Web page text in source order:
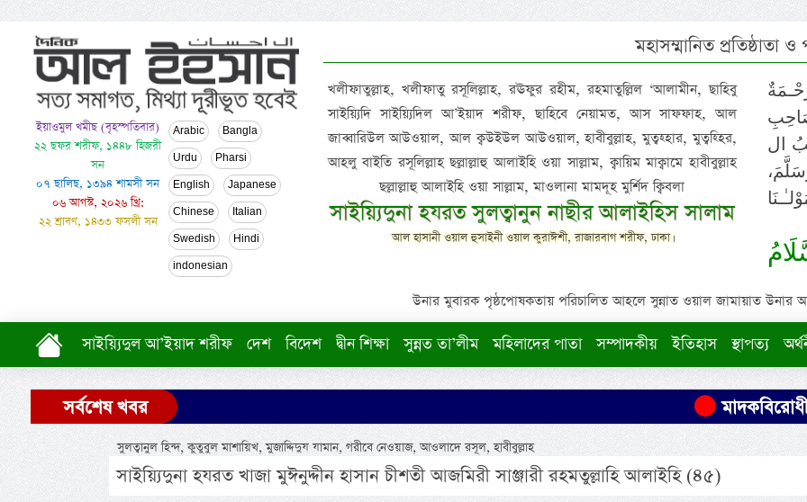
ইয়াওমুল খমীছ (বৃহস্পতিবার)
২২ ছফর শরীফ, ১৪৪৮ হিজরী
সন
০৭ ছালিছ, ১৩৯৪ শামসী সন
০৬ আগস্ট, ২০২৬ খ্রি:
২২ শ্রাবণ, ১৪৩৩ ফসলী সন
Arabic Bangla
Urdu Pharsi
English Japanese
Chinese Italian
Swedish Hindi
indonesian
মহাসম্মানিত প্রতিষ্ঠাতা
খলীফাতুল্লাহ, খলীফাতু রসূলিল্লাহ, রঊফুর রহীম, রহমাতুল্লিল ‘আলামীন, ছাহিবু
সাইয়্যিদি সাইয়্যিদিল আ’ইয়াদ শরীফ, ছাহিবে নেয়ামত, আস সাফফাহ, আল
জাব্বারিউল আউওয়াল, আল ক্বউইউল আউওয়াল, হাবীবুল্লাহ, মুত্বহ্হার, মুত্বহ্হির,
আহলু বাইতি রসূলিল্লাহ ছল্লাল্লাহু আলাইহি ওয়া সাল্লাম, ক্বায়িম মাক্বামে হাবীবুল্লাহ
ছল্লাল্লাহু আলাইহি ওয়া সাল্লাম, মাওলানা মামদূহ মুর্শিদ ক্বিবলা
সাইয়্যিদুনা হযরত সুলত্বানুন নাছীর আলাইহিস সালাম
আল হাসানী ওয়াল হুসাইনী ওয়াল কুরাঈশী, রাজারবাগ শরীফ, ঢাকা।
ال
উনার মুবারক পৃষ্ঠপোষকতায় পরিচালিত আহলে সুন্নাত ওয়াল জামায়াত উনার
সাইয়্যিদুল আ’ইয়াদ শরীফ দেশ বিদেশ দ্বীন শিক্ষা সুন্নত তা’লীম মহিলাদের পাতা সম্পাদকীয় ইতিহাস স্থাপত্য
সর্বশেষ খবর মাদকবিরোধী
সুলত্বানুল হিন্দ, কুতুবুল মাশায়িখ, মুজাদ্দিদুয যামান, গরীবে নেওয়াজ, আওলাদে রসূল, হাবীবুল্লাহ
সাইয়্যিদুনা হযরত খাজা মুঈনুদ্দীন হাসান চীশতী আজমিরী সাঞ্জারী রহমতুল্লাহি আলাইহি (৪৫)